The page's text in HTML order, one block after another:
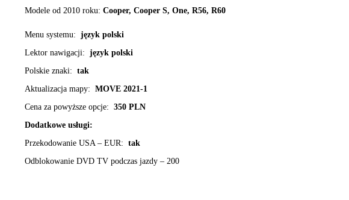
Modele od 2010 roku: Cooper, Cooper S, One, R56, R60
Menu systemu: język polski
Lektor nawigacji: język polski
Polskie znaki: tak
Aktualizacja mapy: MOVE 2021-1
Cena za powyższe opcje: 350 PLN
Dodatkowe usługi:
Przekodowanie USA – EUR: tak
Odblokowanie DVD TV podczas jazdy – 200